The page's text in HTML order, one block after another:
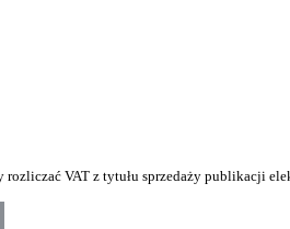
rozliczać VAT z tytułu sprzedaży publikacji